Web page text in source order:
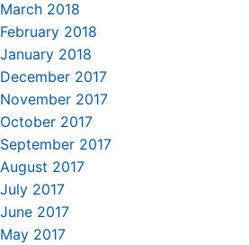
March 2018
February 2018
January 2018
December 2017
November 2017
October 2017
September 2017
August 2017
July 2017
June 2017
May 2017